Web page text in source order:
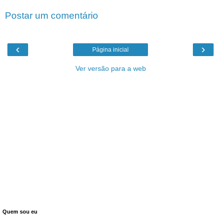
Postar um comentário
‹ ›
Página inicial
Ver versão para a web
Quem sou eu